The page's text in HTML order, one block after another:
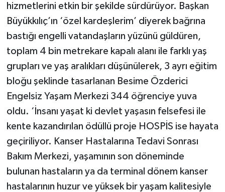
hizmetlerini etkin bir şekilde sürdürüyor. Başkan
Büyükkılıç’ın ‘özel kardeşlerim’ diyerek bağrına
bastığı engelli vatandaşların yüzünü güldüren,
toplam 4 bin metrekare kapalı alanı ile farklı yaş
grupları ve yaş aralıkları düşünülerek, 3 ayrı eğitim
bloğu şeklinde tasarlanan Besime Özderici
Engelsiz Yaşam Merkezi 344 öğrenciye yuva
oldu. ‘İnsanı yaşat ki devlet yaşasın felsefesi ile
kente kazandırılan ödüllü proje HOSPİS ise hayata
geçiriliyor. Kanser Hastalarına Tedavi Sonrası
Bakım Merkezi, yaşamının son döneminde
bulunan hastaların ya da terminal dönem kanser
hastalarının huzur ve yüksek bir yaşam kalitesiyle